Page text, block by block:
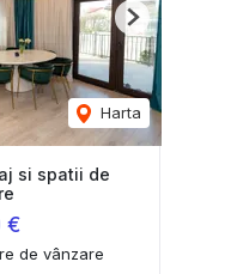
Harta
Next
si spatii de
€
de vânzare